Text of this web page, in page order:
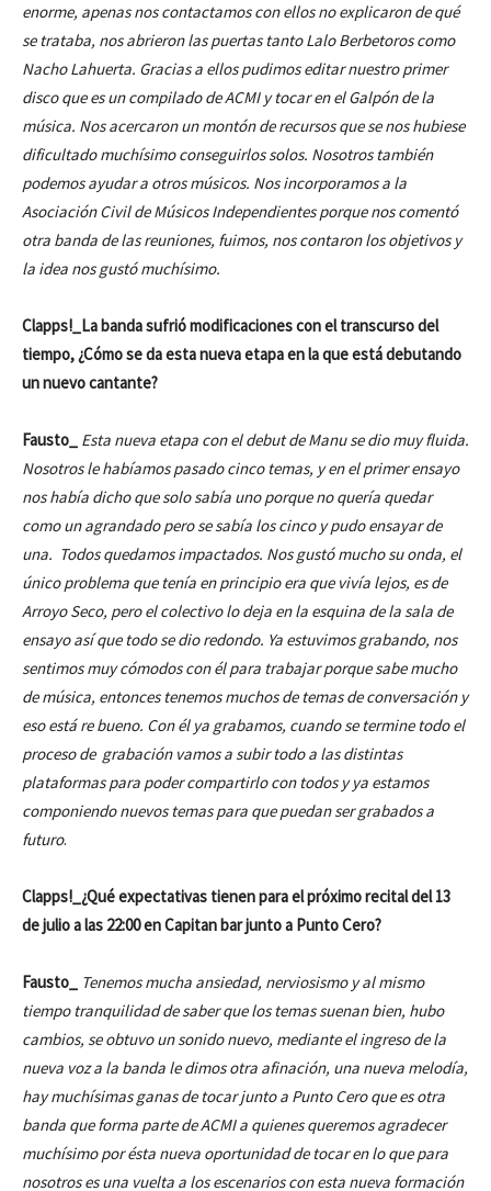
enorme, apenas nos contactamos con ellos no explicaron de qué
se trataba, nos abrieron las puertas tanto Lalo Berbetoros como
Nacho Lahuerta. Gracias a ellos pudimos editar nuestro primer
disco que es un compilado de ACMI y tocar en el Galpón de la
música. Nos acercaron un montón de recursos que se nos hubiese
dificultado muchísimo conseguirlos solos. Nosotros también
podemos ayudar a otros músicos. Nos incorporamos a la
Asociación Civil de Músicos Independientes porque nos comentó
otra banda de las reuniones, fuimos, nos contaron los objetivos y
la idea nos gustó muchísimo.
Clapps!_La banda sufrió modificaciones con el transcurso del
tiempo, ¿Cómo se da esta nueva etapa en la que está debutando
un nuevo cantante?
Fausto_ Esta nueva etapa con el debut de Manu se dio muy fluida.
Nosotros le habíamos pasado cinco temas, y en el primer ensayo
nos había dicho que solo sabía uno porque no quería quedar
como un agrandado pero se sabía los cinco y pudo ensayar de
una. Todos quedamos impactados. Nos gustó mucho su onda, el
único problema que tenía en principio era que vivía lejos, es de
Arroyo Seco, pero el colectivo lo deja en la esquina de la sala de
ensayo así que todo se dio redondo. Ya estuvimos grabando, nos
sentimos muy cómodos con él para trabajar porque sabe mucho
de música, entonces tenemos muchos de temas de conversación y
eso está re bueno. Con él ya grabamos, cuando se termine todo el
proceso de grabación vamos a subir todo a las distintas
plataformas para poder compartirlo con todos y ya estamos
componiendo nuevos temas para que puedan ser grabados a
futuro.
Clapps!_¿Qué expectativas tienen para el próximo recital del 13
de julio a las 22:00 en Capitan bar junto a Punto Cero?
Fausto_
Tenemos mucha ansiedad, nerviosismo y al mismo
tiempo tranquilidad de saber que los temas suenan bien, hubo
cambios, se obtuvo un sonido nuevo, mediante el ingreso de la
nueva voz a la banda le dimos otra afinación, una nueva melodía,
hay muchísimas ganas de tocar junto a Punto Cero que es otra
banda que forma parte de ACMI a quienes queremos agradecer
muchísimo por ésta nueva oportunidad de tocar en lo que para
nosotros es una vuelta a los escenarios con esta nueva formación